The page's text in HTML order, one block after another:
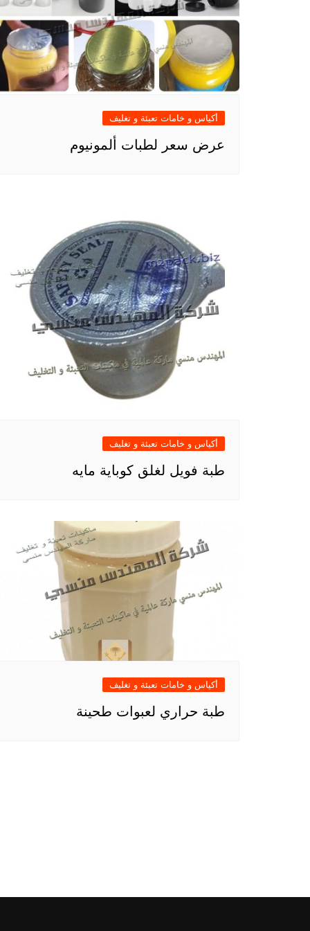
أكياس و خامات تعبئة و تغليف
عرض سعر لطبات ألمونيوم
أكياس و خامات تعبئة و تغليف
طبة فويل لغلق كوباية مايه
أكياس و خامات تعبئة و تغليف
طبة حراري لعبوات طحينة